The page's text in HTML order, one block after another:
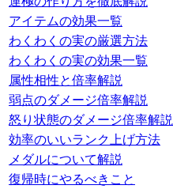
アイテムの効果一覧
わくわくの実の厳選方法
わくわくの実の効果一覧
属性相性と倍率解説
弱点のダメージ倍率解説
怒り状態のダメージ倍率解説
効率のいいランク上げ方法
メダルについて解説
復帰時にやるべきこと